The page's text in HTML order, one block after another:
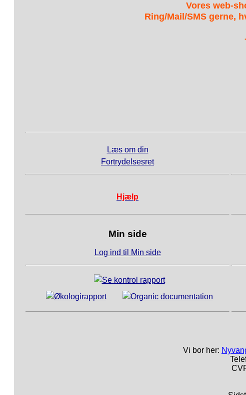
Vores web-
Ring/Mail/SMS gerne,
Læs om din
Fortrydelsesret
Hjælp
Min side
Log ind til Min side
Vi bor her: